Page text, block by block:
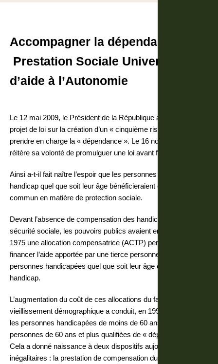
Accompagner la dépendance –
Prestation Sociale Universelle
d’aide à l’Autonomie
Le 12 mai 2009, le Président de la République annonce un
projet de loi sur la création d’un « cinquième risque » afin de
prendre en charge la « dépendance ». Le 16 novembre 2010, il
réitère sa volonté de promulguer une loi avant fin 2011.
Ainsi a-t-il fait naître l’espoir que les personnes en situation de
handicap quel que soit leur âge bénéficieraient enfin du droit
commun en matière de protection sociale.
Devant l’absence de compensation des handicaps par la
sécurité sociale, les pouvoirs publics avaient en effet créé en
1975 une allocation compensatrice (ACTP) permettant de
financer l’aide apportée par une tierce personne aux
personnes handicapées quel que soit leur âge et l’origine du
handicap.
L’augmentation du coût de ces allocations du fait du
vieillissement démographique a conduit, en 1997, à séparer
les personnes handicapées de moins de 60 ans des
personnes de 60 ans et plus qualifiées de « dépendantes ».
Cela a donné naissance à deux dispositifs aujourd’hui très
inégalitaires : la prestation de compensation du handicap